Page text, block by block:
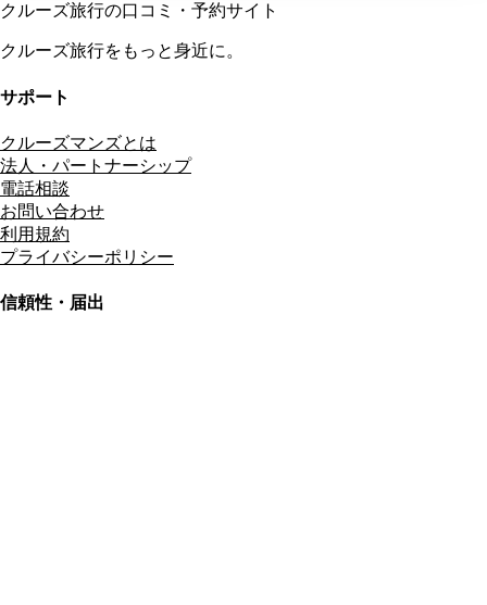
クルーズ旅行の口コミ・予約サイト
クルーズ旅行をもっと身近に。
サポート
クルーズマンズとは
法人・パートナーシップ
電話相談
お問い合わせ
利用規約
プライバシーポリシー
信頼性・届出